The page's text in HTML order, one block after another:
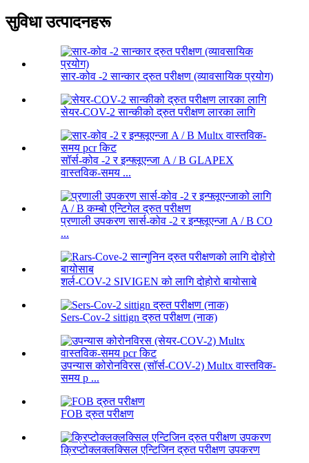
सुविधा उत्पादनहरू
सार-कोव -2 सान्कार द्रुत परीक्षण (व्यावसायिक प्रयोग)
सेयर-COV-2 सान्कीको द्रुत परीक्षण लारका लागि
सॉर्स-कोव -2 र इन्फ्लूएन्जा A / B GLAPEX
वास्तविक-समय ...
प्रणाली उपकरण सार्स-कोव -2 र इन्फ्लूएन्जा A / B CO
...
शर्ल-COV-2 SIVIGEN को लागि दोहोरो बायोसाबे
Sers-Cov-2 sittign द्रुत परीक्षण (नाक)
उपन्यास कोरोनविरस (सॉर्स-COV-2) Multx वास्तविक-
समय p ...
FOB द्रुत परीक्षण
क्रिप्टोक्लक्लक्सिल एन्टिजिन द्रुत परीक्षण उपकरण